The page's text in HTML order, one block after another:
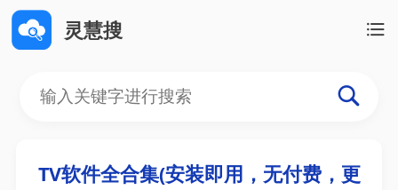
灵慧搜
TV软件全合集(安装即用，无付费，更